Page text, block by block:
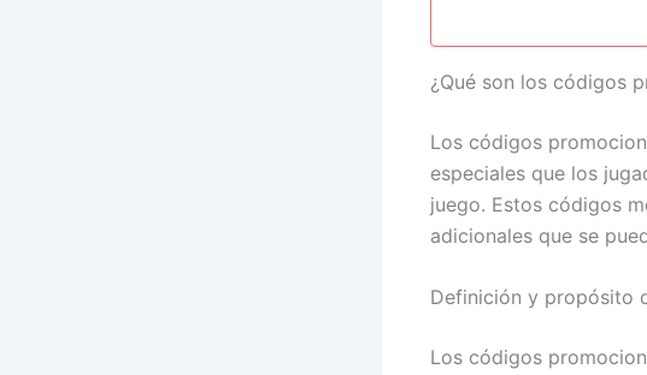
¿Qué son los códigos
Los códigos
especiales que los
juego. Estos códigos
adicionales que se
Definición y propósito
Los códigos